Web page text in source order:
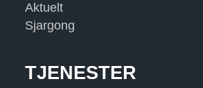
Aktuelt
Sjargong
TJENESTER